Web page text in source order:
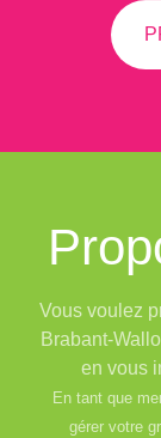
Vous voulez
Brabant-
en vous
En tant que
gérer votre